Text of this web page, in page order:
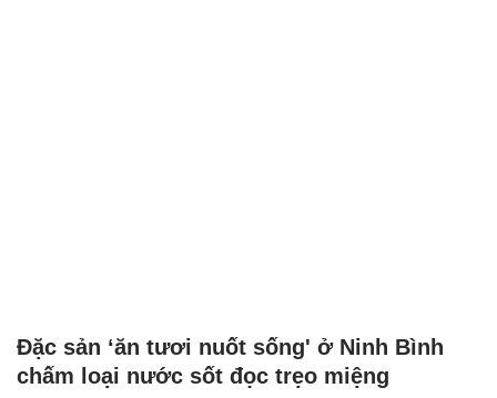
Đặc sản ‘ăn tươi nuốt sống' ở Ninh Bình
chấm loại nước sốt đọc trẹo miệng